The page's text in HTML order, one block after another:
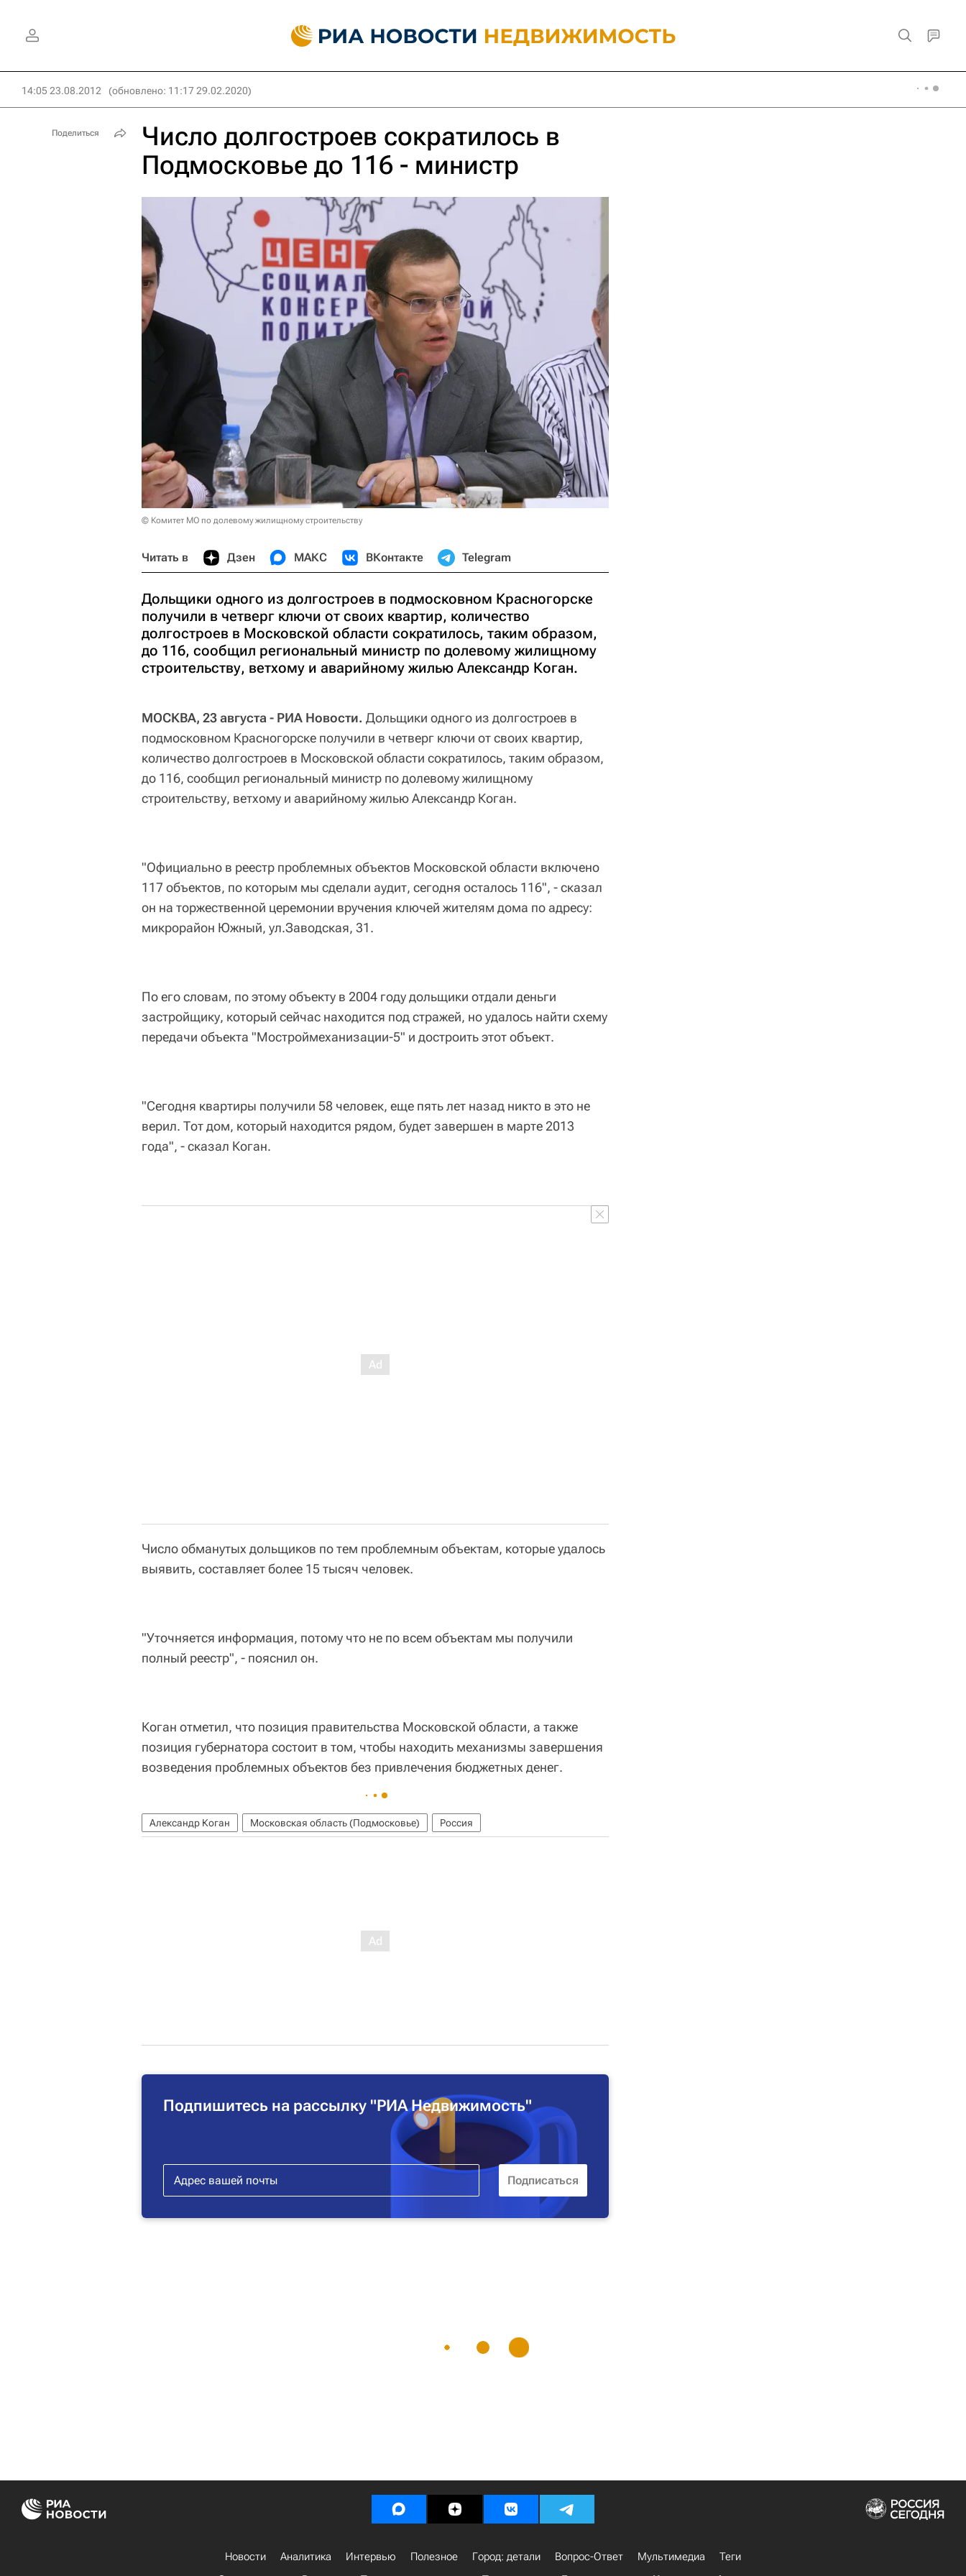
14:05 23.08.2012 (обновлено: 11:17 29.02.2020)
Число долгостроев сократилось в
Подмосковье до 116 - министр
© Комитет МО по долевому жилищному строительству
Читать в Дзен МАКС ВКонтакте Telegram
Дольщики одного из долгостроев в подмосковном Красногорске
получили в четверг ключи от своих квартир, количество
долгостроев в Московской области сократилось, таким образом,
до 116, сообщил региональный министр по долевому жилищному
строительству, ветхому и аварийному жилью Александр Коган.
МОСКВА, 23 августа - РИА Новости. Дольщики одного из долгостроев в
подмосковном Красногорске получили в четверг ключи от своих квартир,
количество долгостроев в Московской области сократилось, таким образом,
до 116, сообщил региональный министр по долевому жилищному
строительству, ветхому и аварийному жилью Александр Коган.
"Официально в реестр проблемных объектов Московской области включено
117 объектов, по которым мы сделали аудит, сегодня осталось 116", - сказал
он на торжественной церемонии вручения ключей жителям дома по адресу:
микрорайон Южный, ул.Заводская, 31.
По его словам, по этому объекту в 2004 году дольщики отдали деньги
застройщику, который сейчас находится под стражей, но удалось найти схему
передачи объекта "Мостроймеханизации-5" и достроить этот объект.
"Сегодня квартиры получили 58 человек, еще пять лет назад никто в это не
верил. Тот дом, который находится рядом, будет завершен в марте 2013
года", - сказал Коган.
Число обманутых дольщиков по тем проблемным объектам, которые удалось
выявить, составляет более 15 тысяч человек.
"Уточняется информация, потому что не по всем объектам мы получили
полный реестр", - пояснил он.
Коган отметил, что позиция правительства Московской области, а также
позиция губернатора состоит в том, чтобы находить механизмы завершения
возведения проблемных объектов без привлечения бюджетных денег.
Александр Коган Московская область (Подмосковье) Россия
Подпишитесь на рассылку "РИА Недвижимость"
Поделиться
Новости Аналитика Интервью Полезное Город: детали Вопрос-Ответ Мультимедиа
Теги